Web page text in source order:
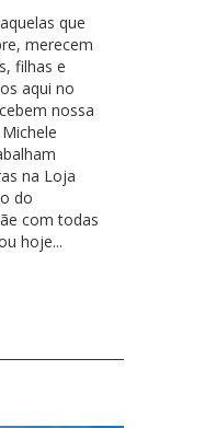
que
merecem
filhas e
aqui no
nossa
na Loja
do
com todas
hoje...